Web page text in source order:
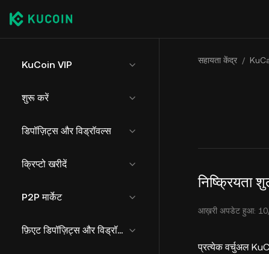
KuCoin VIP
शुरू करें
डिपॉज़िट्स और विड्रॉवल्स
क्रिप्टो खरीदें
P2P मार्केट
फ़िएट डिपॉज़िट्स और विड्रॉवल्स
सहायता केंद्र /
निष्क्रियता
आख़री अपडेट हुआ:
प्रत्येक वर्चुअल